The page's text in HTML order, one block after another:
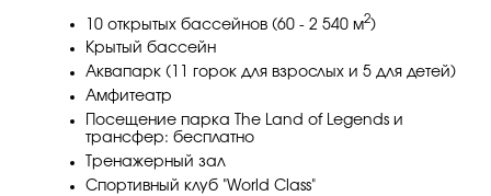
10 открытых бассейнов (60 - 2 540 м2)
Крытый бассейн
Аквапарк (11 горок для взрослых и 5 для детей)
Амфитеатр
Посещение парка The Land of Legends и
трансфер: бесплатно
Тренажерный зал
Спортивный клуб "World Class"